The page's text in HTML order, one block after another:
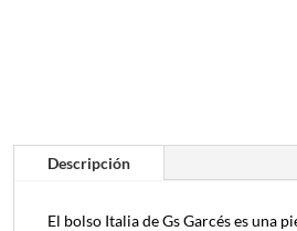
Descripción
El bolso Italia de Gs Garcés es una